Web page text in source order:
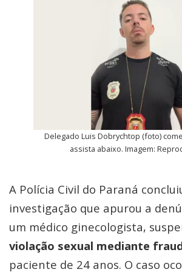
Delegado Luis Dobrychtop (foto)
assista abaixo. Imagem:
A Polícia Civil do Paraná
investigação que apurou a
um médico ginecologista,
violação sexual mediante
paciente de 24 anos. O caso